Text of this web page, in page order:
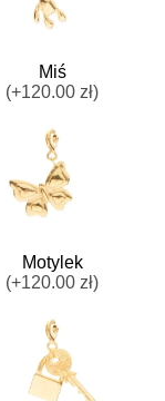
Miś
(+120.00 zł)
Motylek
(+120.00 zł)